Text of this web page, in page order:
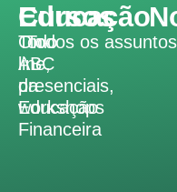
Educação
Todo
ABC
da
Educação
Financeira
Cursos
On-
line,
presenciais,
workshops
Todos os